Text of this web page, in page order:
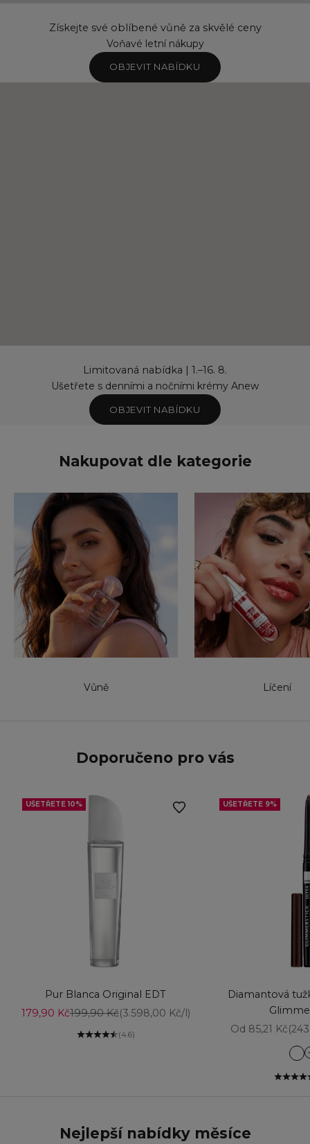
Získejte své oblíbené vůně za skvělé ceny
Voňavé letní nákupy
OBJEVIT NABÍDKU
Limitovaná nabídka | 1.–16. 8.
Ušetřete s denními a nočními krémy Anew
OBJEVIT NABÍDKU
Nakupovat dle kategorie
Vůně Líčení
Doporučeno pro vás
UŠETŘETE 10%
Pur Blanca Original EDT
Prodejní cena
179,90 KčBěžná cena
199,90 Kč(3.598,00 Kč/l)
(4.6)
UŠETŘETE 9%
Diamantová
Prodejní cena
Od 85,21 Kč
Nejlepší nabídky měsíce